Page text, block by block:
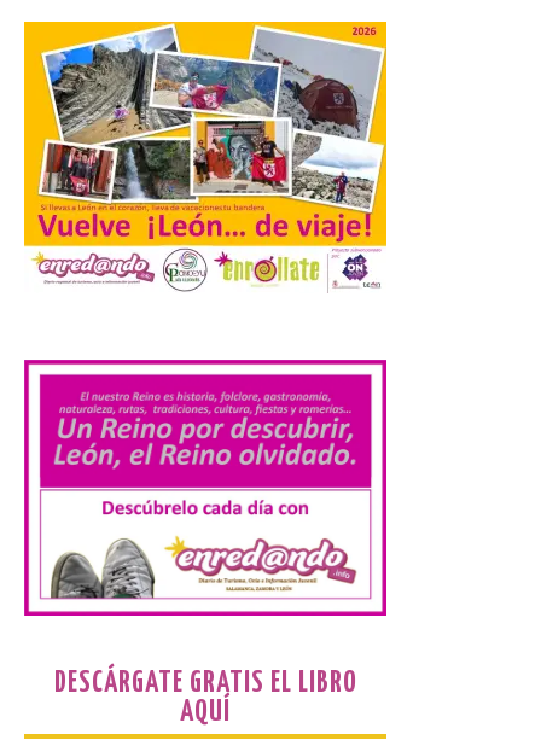
Transportes activa un
dispositivo especial para
facilitar la movilidad
durante el eclipse total de
Sol del 12 de agosto
9 Ago 2026
Renfe reforzará servicios
de Media Distancia
Vasco, además del norte
de Castilla y León. En los principales
núcleos urbanos también se reforzarán
los servicios de Cercanías con mayor
afluencia de pasajeros. La Dirección […]
La Feria Internacional de
Muestras de Asturias
celebra este domingo el
día de León y Astorga
La 69ª edición de la Feria
DESCÁRGATE GRATIS EL LIBRO
AQUÍ